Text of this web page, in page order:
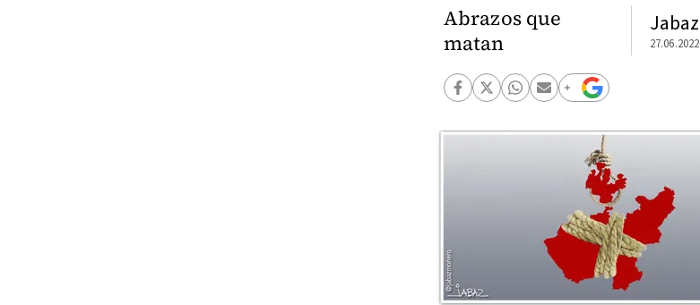
Abrazos que
matan
Jabaz
27.06.2022